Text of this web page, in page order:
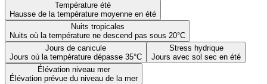
Température été
Hausse de la température moyenne en été
Nuits tropicales
Nuits où la température ne descend pas sous 20°C
Jours de canicule
Jours où la température dépasse 35°C
Stress hydrique
Jours avec sol sec en été
Élévation niveau mer
Élévation prévue du niveau de la mer